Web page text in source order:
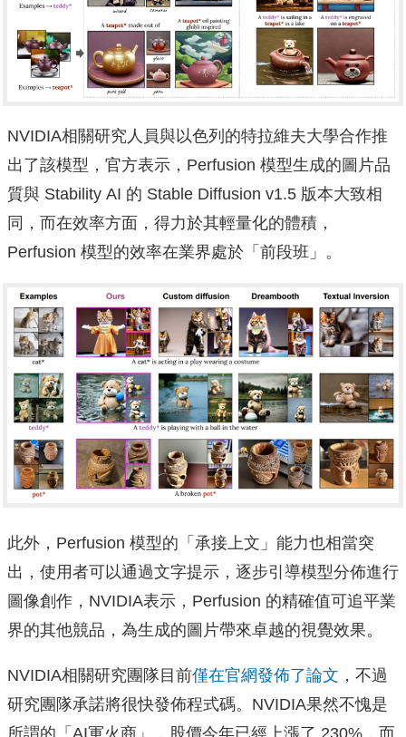
NVIDIA相關研究人員與以色列的特拉維夫大學合作推
出了該模型，官方表示，Perfusion 模型生成的圖片品
質與 Stability AI 的 Stable Diffusion v1.5 版本大致相
同，而在效率方面，得力於其輕量化的體積，
Perfusion 模型的效率在業界處於「前段班」。
此外，Perfusion 模型的「承接上文」能力也相當突
出，使用者可以通過文字提示，逐步引導模型分佈進行
圖像創作，NVIDIA表示，Perfusion 的精確值可追平業
界的其他競品，為生成的圖片帶來卓越的視覺效果。
NVIDIA相關研究團隊目前僅在官網發佈了論文 ，不過
研究團隊承諾將很快發佈程式碼。NVIDIA果然不愧是
所謂的「AI軍火商」，股價今年已經上漲了 230%，而